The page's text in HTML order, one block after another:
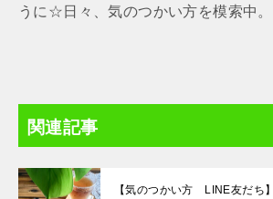
うに☆日々、気のつかい方を模索中。
関連記事
【気のつかい方 LINE友だち